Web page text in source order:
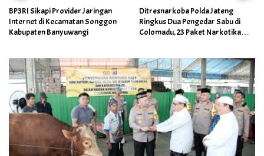
BP3RI Sikapi Provider Jaringan
Internet di Kecamatan Songgon
Kabupaten Banyuwangi
Ditresnarkoba Polda Jateng
Ringkus Dua Pengedar Sabu di
Colomadu, 23 Paket Narkotika